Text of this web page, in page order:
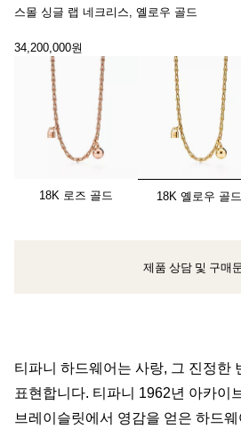
스몰 싱글 랩 네크리스, 옐로우 골드
34,200,000원
18K 로즈 골드 선택됨
18K 옐로우 골드
클라이언트 어드바이저에게 문의하거
제품 상담 및 구매
티파니 하드웨어는 사랑, 그 진정한
표현합니다. 티파니 1962년 아카이
브레이슬릿에서 영감을 얻은 하드